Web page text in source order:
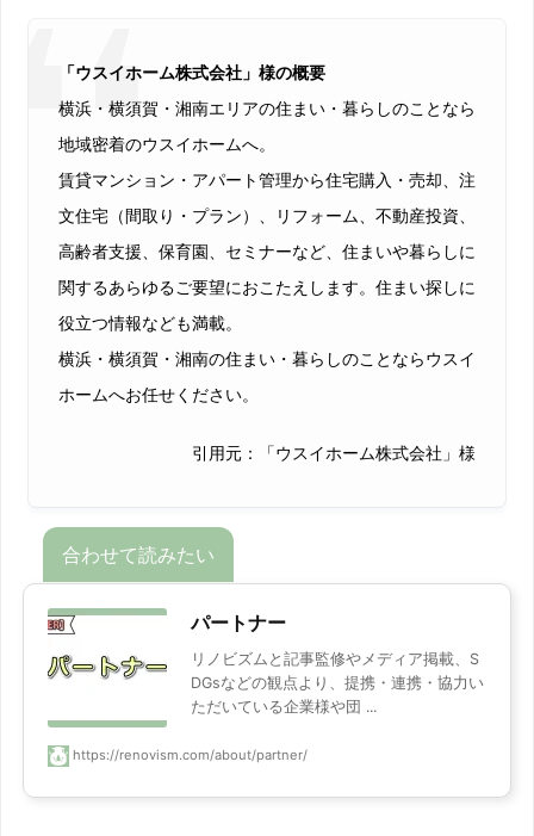
「ウスイホーム株式会社」様の概要
横浜・横須賀・湘南エリアの住まい・暮らしのことなら
地域密着のウスイホームへ。
賃貸マンション・アパート管理から住宅購入・売却、注
文住宅（間取り・プラン）、リフォーム、不動産投資、
高齢者支援、保育園、セミナーなど、住まいや暮らしに
関するあらゆるご要望におこたえします。住まい探しに
役立つ情報なども満載。
横浜・横須賀・湘南の住まい・暮らしのことならウスイ
ホームへお任せください。
引用元：「ウスイホーム株式会社」様
パートナー
リノビズムと記事監修やメディア掲載、S
DGsなどの観点より、提携・連携・協力い
ただいている企業様や団 ...
https://renovism.com/about/partner/